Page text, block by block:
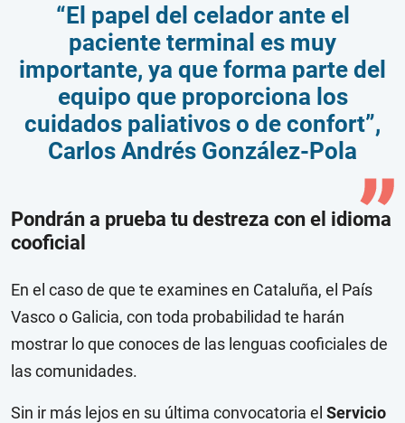
“El papel del celador ante el
paciente terminal es muy
importante, ya que forma parte del
equipo que proporciona los
cuidados paliativos o de confort”,
Carlos Andrés González-Pola
Pondrán a prueba tu destreza con el idioma
cooficial
En el caso de que te examines en Cataluña, el País
Vasco o Galicia, con toda probabilidad te harán
mostrar lo que conoces de las lenguas cooficiales de
las comunidades.
Sin ir más lejos en su última convocatoria el Servicio